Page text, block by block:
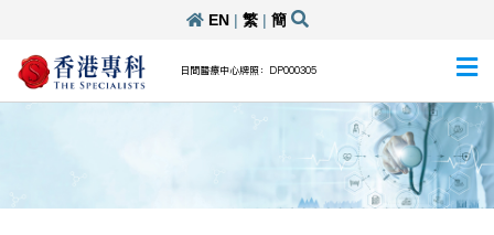
EN| 繁| 簡
日間醫療中心牌照：DP000305